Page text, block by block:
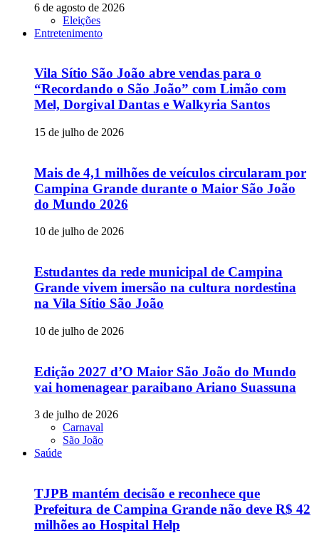
6 de agosto de 2026
Eleições
Entretenimento
Vila Sítio São João abre vendas para o
“Recordando o São João” com Limão com
Mel, Dorgival Dantas e Walkyria Santos
15 de julho de 2026
Mais de 4,1 milhões de veículos circularam por
Campina Grande durante o Maior São João
do Mundo 2026
10 de julho de 2026
Estudantes da rede municipal de Campina
Grande vivem imersão na cultura nordestina
na Vila Sítio São João
10 de julho de 2026
Edição 2027 d’O Maior São João do Mundo
vai homenagear paraibano Ariano Suassuna
3 de julho de 2026
Carnaval
São João
Saúde
TJPB mantém decisão e reconhece que
Prefeitura de Campina Grande não deve R$ 42
milhões ao Hospital Help